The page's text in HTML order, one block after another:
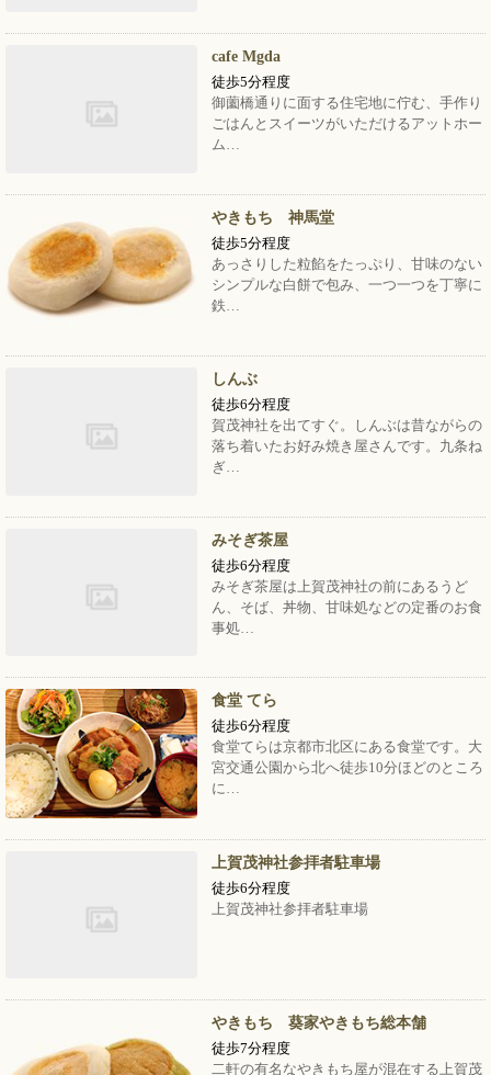
cafe Mgda
徒歩5分程度
御薗橋通りに面する住宅地に佇む、手作り
ごはんとスイーツがいただけるアットホー
ム…
やきもち 神馬堂
徒歩5分程度
あっさりした粒餡をたっぷり、甘味のない
シンプルな白餅で包み、一つ一つを丁寧に
鉄…
しんぶ
徒歩6分程度
賀茂神社を出てすぐ。しんぶは昔ながらの
落ち着いたお好み焼き屋さんです。九条ね
ぎ…
みそぎ茶屋
徒歩6分程度
みそぎ茶屋は上賀茂神社の前にあるうど
ん、そば、丼物、甘味処などの定番のお食
事処…
食堂 てら
徒歩6分程度
食堂てらは京都市北区にある食堂です。大
宮交通公園から北へ徒歩10分ほどのところ
に…
上賀茂神社参拝者駐車場
徒歩6分程度
上賀茂神社参拝者駐車場
やきもち 葵家やきもち総本舗
徒歩7分程度
二軒の有名なやきもち屋が混在する上賀茂